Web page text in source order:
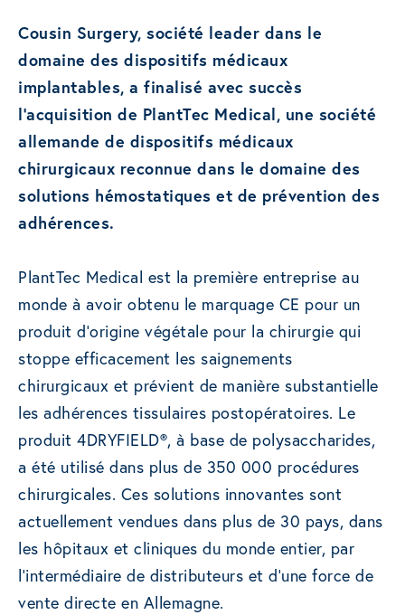
Cousin Surgery, société leader dans le
domaine des dispositifs médicaux
implantables, a finalisé avec succès
l’acquisition de PlantTec Medical, une société
allemande de dispositifs médicaux
chirurgicaux reconnue dans le domaine des
solutions hémostatiques et de prévention des
adhérences.
PlantTec Medical est la première entreprise au
monde à avoir obtenu le marquage CE pour un
produit d’origine végétale pour la chirurgie qui
stoppe efficacement les saignements
chirurgicaux et prévient de manière substantielle
les adhérences tissulaires postopératoires. Le
produit 4DRYFIELD®, à base de polysaccharides,
a été utilisé dans plus de 350 000 procédures
chirurgicales. Ces solutions innovantes sont
actuellement vendues dans plus de 30 pays, dans
les hôpitaux et cliniques du monde entier, par
l’intermédiaire de distributeurs et d’une force de
vente directe en Allemagne.